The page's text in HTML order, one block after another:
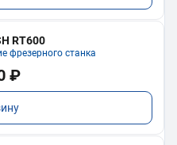
RT600
фрезерного станка
₽